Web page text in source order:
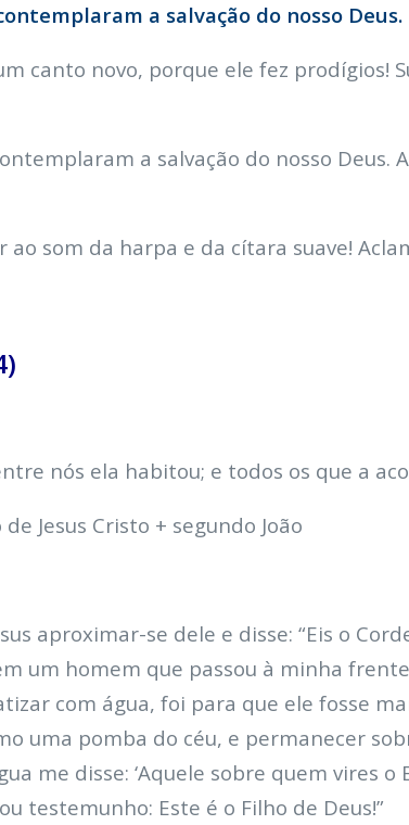
a salvação do nosso Deus.
canto novo, porque ele fez prodígios!
a salvação do nosso Deus.
som da harpa e da cítara suave!
nós ela habitou; e todos os que a
Jesus Cristo + segundo João
aproximar-se dele e disse: “Eis o
um homem que passou à minha
com água, foi para que ele fosse
uma pomba do céu, e permanecer
me disse: ‘Aquele sobre quem vires
testemunho: Este é o Filho de Deus!”